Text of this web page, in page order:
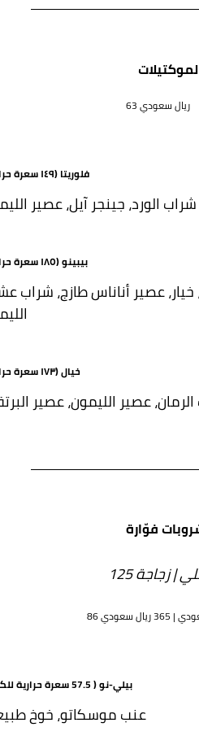
63 ريال سعودي
فلوريتا (١٤٩ سعرة حرارية)
الورد، جينجر آيل، عصير
بيبينو (١٨٥ سعرة حرارية)
عصير أناناس طازج، شراب
خيال (١٧٣ سعرة حرارية)
عصير الليمون، عصير
فوّارة
ملي | زجاجة
ريال سعودي
بيلي-نو ( 57.5 سعرة حرارية للكأس)
عنب موسكاتو، خوخ